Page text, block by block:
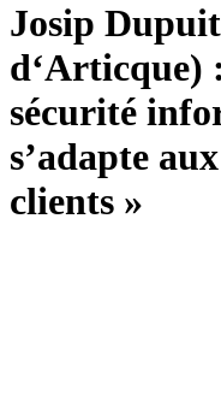
Josip
d‘Articque)
sécurité
s’adapte
clients »